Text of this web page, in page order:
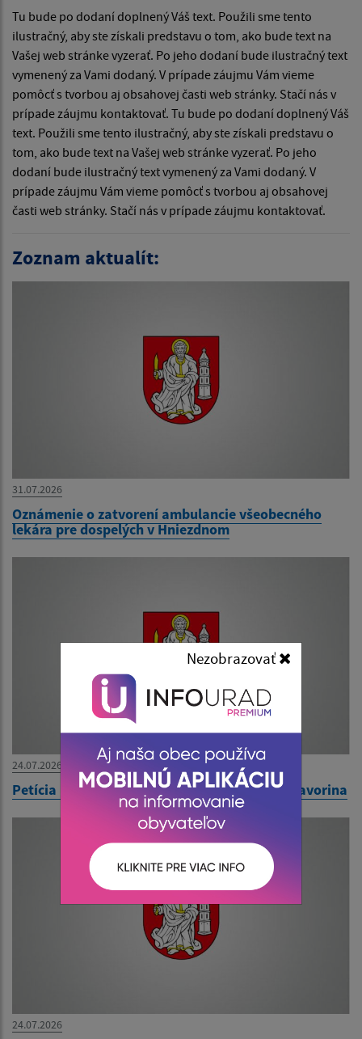
Nezobrazovať
Tu bude po dodaní doplnený Váš text. Použili sme tento
ilustračný, aby ste získali predstavu o tom, ako bude text na
Vašej web stránke vyzerať. Po jeho dodaní bude ilustračný text
vymenený za Vami dodaný. V prípade záujmu Vám vieme
pomôcť s tvorbou aj obsahovej časti web stránky. Stačí nás v
prípade záujmu kontaktovať. Tu bude po dodaní doplnený Váš
text. Použili sme tento ilustračný, aby ste získali predstavu o
tom, ako bude text na Vašej web stránke vyzerať. Po jeho
dodaní bude ilustračný text vymenený za Vami dodaný. V
prípade záujmu Vám vieme pomôcť s tvorbou aj obsahovej
časti web stránky. Stačí nás v prípade záujmu kontaktovať.
Zoznam aktualít:
31.07.2026
Oznámenie o zatvorení ambulancie všeobecného
lekára pre dospelých v Hniezdnom
24.07.2026
Petícia proti obnoveniu vojenského obvodu Javorina
24.07.2026